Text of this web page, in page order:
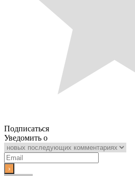
Подписаться
Уведомить о